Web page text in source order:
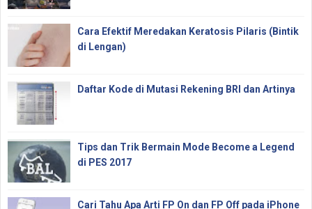
Cara Efektif Meredakan Keratosis Pilaris (Bintik
di Lengan)
Daftar Kode di Mutasi Rekening BRI dan Artinya
Tips dan Trik Bermain Mode Become a Legend
di PES 2017
Cari Tahu Apa Arti FP On dan FP Off pada iPhone